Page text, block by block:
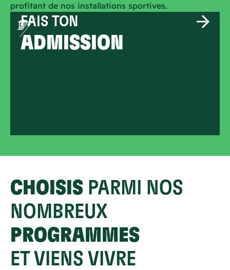
profitant de nos installations sportives.
FAIS TON
ADMISSION
CHOISIS PARMI NOS
NOMBREUX
PROGRAMMES
ET VIENS VIVRE